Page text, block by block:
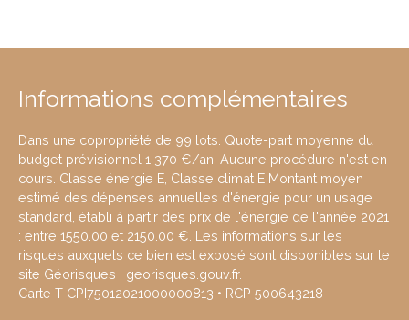
Informations complémentaires
Dans une copropriété de 99 lots. Quote-part moyenne du
budget prévisionnel 1 370 €/an. Aucune procédure n'est en
cours. Classe énergie E, Classe climat E Montant moyen
estimé des dépenses annuelles d'énergie pour un usage
standard, établi à partir des prix de l'énergie de l'année 2021
: entre 1550.00 et 2150.00 €. Les informations sur les
risques auxquels ce bien est exposé sont disponibles sur le
site Géorisques : georisques.gouv.fr.
Carte T CPI75012021000000813 • RCP 500643218